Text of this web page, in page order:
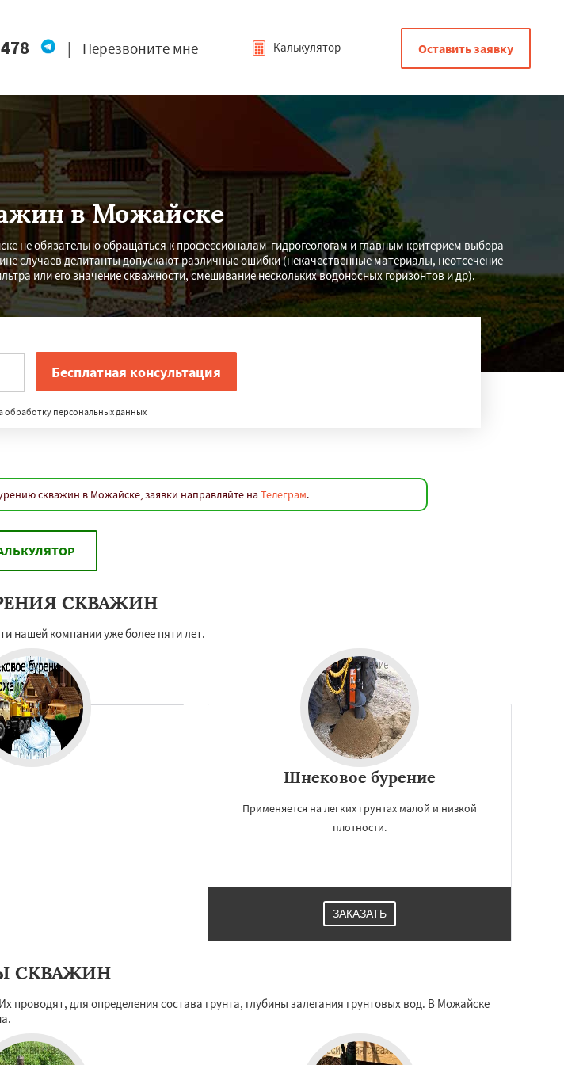
| Перезвоните мне Калькулятор Оставить заявку
в Можайске
не обязательно обращаться к профессионалам-гидрогеологам и главным критерием выбора
случаев делитанты допускают различные ошибки (некачественные материалы, неотсечение
или его значение скважности, смешивание нескольких водоносных горизонтов и др).
обработку персональных данных
скважин в Можайске, заявки направляйте на Телеграм.
СКВАЖИН
нашей компании уже более пяти лет.
Шнековое бурение
Применяется на легких грунтах малой и низкой
плотности.
ЗАКАЗАТЬ
СКВАЖИН
проводят, для определения состава грунта, глубины залегания грунтовых вод. В Можайске